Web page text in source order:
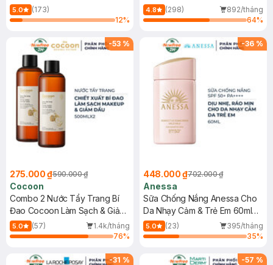
150ml
5.0
(173)
12%
4.8 (298)
892/tháng
64%
-53 %
275.000 ₫590.000 ₫
Cocoon
Combo 2 Nước Tẩy Trang Bí
Đao Cocoon Làm Sạch & Giảm
Dầu 500ml
5.0 (57)
1.4k/tháng
76%
-36 %
448.000 ₫702.000 ₫
Anessa
Sữa Chống Nắng Anessa Cho
Da Nhạy Cảm & Trẻ Em 60ml
(Mới)
5.0 (23)
395/tháng
35%
-31 % -57 %